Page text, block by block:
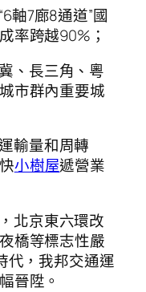
軸7廊8通道”國
率跨越90%；
、長三角、粵
市群內重要城
輸量和周轉
小樹屋遞營業
北京東六環改
橋等標志性嚴
代，我邦交通運
晉陞。